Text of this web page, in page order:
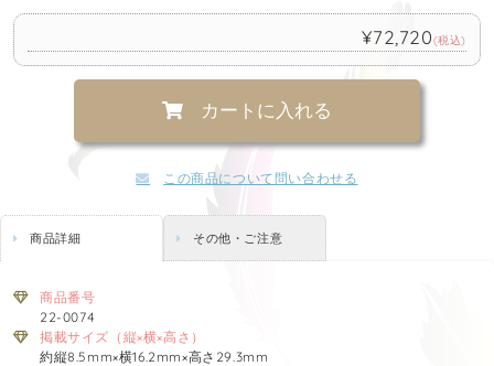
¥72,720(税込)
カートに入れる
この商品について問い合わせる
商品詳細 その他・ご注意
商品番号
22-0074
掲載サイズ（縦×横×高さ）
約縦8.5mm×横16.2mm×高さ29.3mm